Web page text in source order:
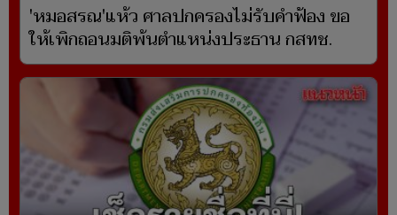
'หมอสรณ'แห้ว ศาลปกครองไม่รับคำฟ้อง ขอ
ให้เพิกถอนมติพ้นตำแหน่งประธาน กสทช.